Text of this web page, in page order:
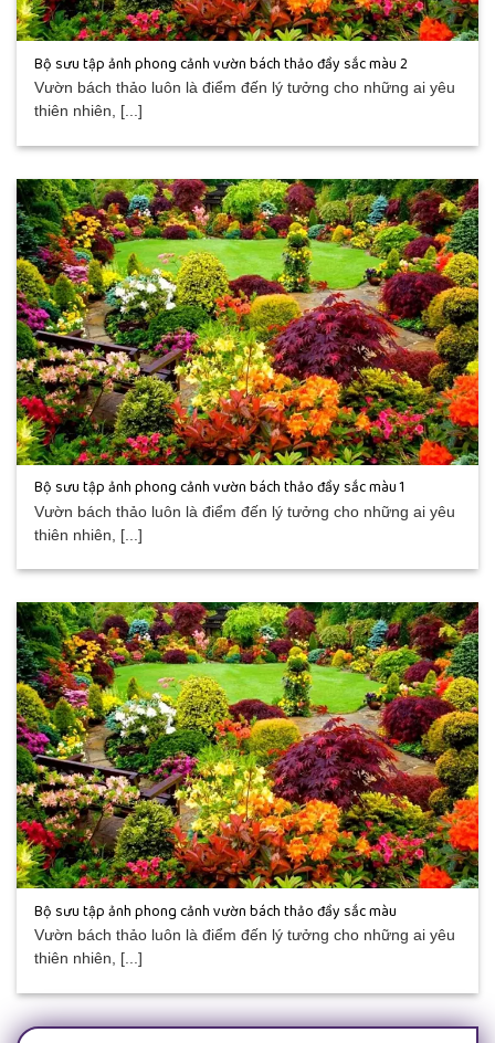
Bộ sưu tập ảnh phong cảnh vườn bách thảo đầy sắc màu 2
Vườn bách thảo luôn là điểm đến lý tưởng cho những ai yêu
thiên nhiên, [...]
Bộ sưu tập ảnh phong cảnh vườn bách thảo đầy sắc màu 1
Vườn bách thảo luôn là điểm đến lý tưởng cho những ai yêu
thiên nhiên, [...]
Bộ sưu tập ảnh phong cảnh vườn bách thảo đầy sắc màu
Vườn bách thảo luôn là điểm đến lý tưởng cho những ai yêu
thiên nhiên, [...]